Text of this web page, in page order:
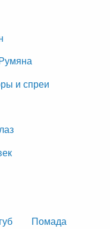
и спреи
Помада